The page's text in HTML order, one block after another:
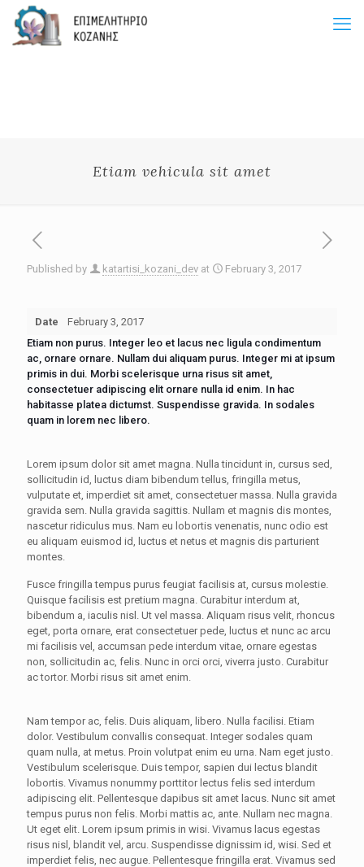
Etiam vehicula sit amet
Published by katartisi_kozani_dev at February 3, 2017
Date
February 3, 2017
Etiam non purus. Integer leo et lacus nec ligula condimentum
ac, ornare ornare. Nullam dui aliquam purus. Integer mi at ipsum
primis in dui. Morbi scelerisque urna risus sit amet,
consectetuer adipiscing elit ornare nulla id enim. In hac
habitasse platea dictumst. Suspendisse gravida. In sodales
quam in lorem nec libero.
Lorem ipsum dolor sit amet magna. Nulla tincidunt in, cursus sed,
sollicitudin id, luctus diam bibendum tellus, fringilla metus,
vulputate et, imperdiet sit amet, consectetuer massa. Nulla gravida
gravida sem. Nulla gravida sagittis. Nullam et magnis dis montes,
nascetur ridiculus mus. Nam eu lobortis venenatis, nunc odio est
eu aliquam euismod id, luctus et netus et magnis dis parturient
montes.
Fusce fringilla tempus purus feugiat facilisis at, cursus molestie.
Quisque facilisis est pretium magna. Curabitur interdum at,
bibendum a, iaculis nisl. Ut vel massa. Aliquam risus velit, rhoncus
eget, porta ornare, erat consectetuer pede, luctus et nunc ac arcu
mi facilisis vel, accumsan pede interdum vitae, ornare egestas
non, sollicitudin ac, felis. Nunc in orci orci, viverra justo. Curabitur
ac tortor. Morbi risus sit amet enim.
Nam tempor ac, felis. Duis aliquam, libero. Nulla facilisi. Etiam
dolor. Vestibulum convallis consequat. Integer sodales quam
quam nulla, at metus. Proin volutpat enim eu urna. Nam eget justo.
Vestibulum scelerisque. Duis tempor, sapien dui lectus blandit
lobortis. Vivamus nonummy porttitor lectus felis sed interdum
adipiscing elit. Pellentesque dapibus sit amet lacus. Nunc sit amet
tempus purus non felis. Morbi mattis ac, ante. Nullam nec magna.
Ut eget elit. Lorem ipsum primis in wisi. Vivamus lacus egestas
risus nisl, blandit vel, arcu. Suspendisse dignissim id, wisi. Sed et
imperdiet felis, nec augue. Pellentesque fringilla erat. Vivamus sed